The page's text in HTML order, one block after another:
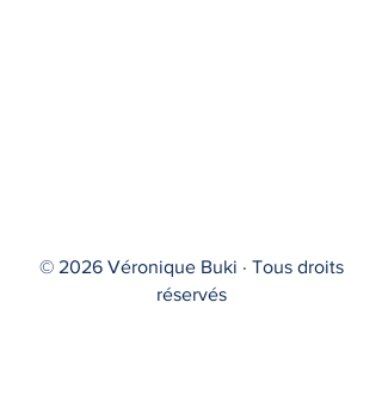
© 2026 Véronique Buki · Tous droits
réservés